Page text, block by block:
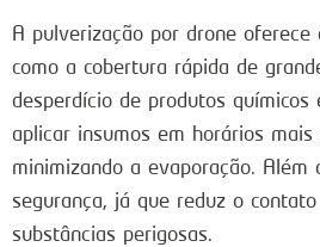
A pulverização por drone oferece
como a cobertura rápida de
desperdício de produtos químicos
aplicar insumos em horários mais
minimizando a evaporação. Além
segurança, já que reduz o
substâncias perigosas.